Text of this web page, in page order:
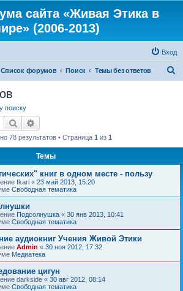
сайта «Живая Этика в
(2006-2013)
Вход
Список форумов Поиск Темы без ответов
поиску
Поиск
78 результатов • Страница 1 из 1
Темы
книг в одном месте - пользу
Ikari « 23 май 2013, 15:20
Свободная тематика
Подсолнушка « 30 янв 2013, 10:41
Свободная тематика
аудиокниг Учения Живой Этики
Admin « 30 ноя 2012, 17:32
Медиатека
цигун
darkside « 30 авг 2012, 08:14
Свободная тематика